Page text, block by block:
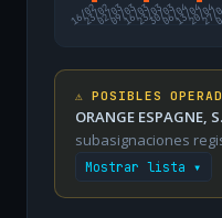
16/02
23/0202/0309/0316/0323/0330/0306/0413/0420/04
27/
⚠️ POSIBLES
ORANGE ESPAGNE,
subasignaciones
Mostrar lista ▾